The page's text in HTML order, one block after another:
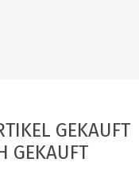
GEKAUFT
GEKAUFT